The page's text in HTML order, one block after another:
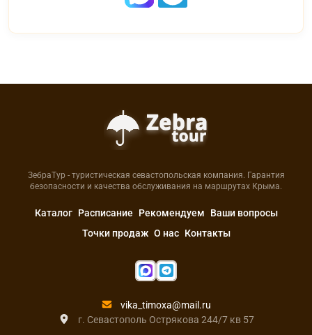
ЗебраТур - туристическая севастопольская компания. Гарантия
безопасности и качества обслуживания на маршрутах Крыма.
Каталог Расписание Рекомендуем
Ваши вопросы
Точки продаж О нас Контакты
vika_timoxa@mail.ru
г. Севастополь Острякова 244/7 кв 57